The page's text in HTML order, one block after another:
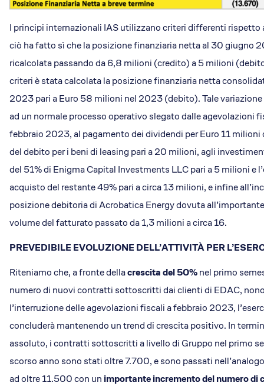
I principi internazionali IAS utilizzano criteri differenti rispetto
ciò ha fatto sì che la posizione finanziaria netta al 30 giugno
ricalcolata passando da 6,8 milioni (credito) a 5 milioni
criteri è stata calcolata la posizione finanziaria netta
2023 pari a Euro 58 milioni nel 2023 (debito). Tale
ad un normale processo operativo slegato dalle agevolazioni
febbraio 2023, al pagamento dei dividendi per Euro 11 milioni
del debito per i beni di leasing pari a 20 milioni, agli
del 51% di Enigma Capital Investments LLC pari a 5 milioni e
acquisto del restante 49% pari a circa 13 milioni, e infine
posizione debitoria di Acrobatica Energy dovuta
volume del fatturato passato da 1,3 milioni a circa 16.
PREVEDIBILE EVOLUZIONE DELL’ATTIVITÀ PER
Riteniamo che, a fronte dellacrescita del 50%nel primo
numero di nuovi contratti sottoscritti dai clienti di EDAC,
l’interruzione delle agevolazioni fiscali a febbraio 2023,
concluderà mantenendo un trend di crescita positivo. In
assoluto, i contratti sottoscritti a livello di Gruppo nel primo
scorso anno sono stati oltre 7.700, e sono passati
ad oltre 11.500 con un importante incremento del numero di